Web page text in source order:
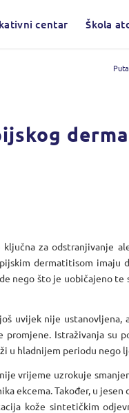
centar Škola
za odstranjivanje
dermatitisom imaju
nego što je uobičajeno te
uvijek nije
Istraživanja su
u hladnijem periodu nego
vrijeme uzrokuje
ekcema. Također, u
kože sintetičkim